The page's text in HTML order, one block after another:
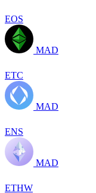
EOS
MAD
ETC
MAD
ENS
MAD
ETHW